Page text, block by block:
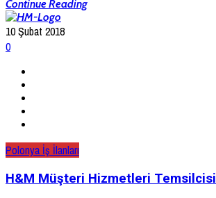
Continue Reading
10 Şubat 2018
0
Polonya İş İlanları
H&M Müşteri Hizmetleri Temsilcisi